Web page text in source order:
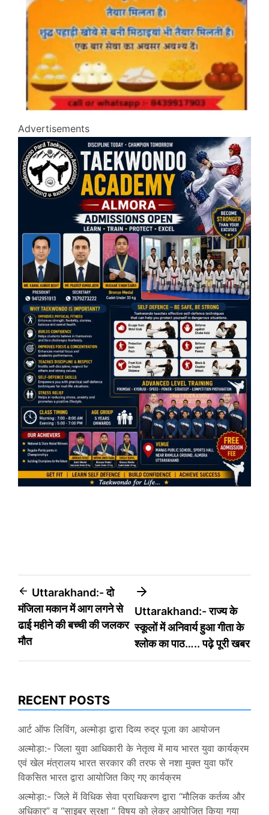
Advertisements
Post
navigation
Uttarakhand:- दो
मंजिला मकान में आग लगने से
ढाई महीने की बच्ची की जलकर
मौत
Uttarakhand:- राज्य के
स्कूलों में अनिवार्य हुआ गीता के
श्लोक का पाठ….. पढ़े पूरी खबर
RECENT POSTS
आर्ट ऑफ लिविंग, अल्मोड़ा द्वारा दिव्य रुद्र पूजा का आयोजन
अल्मोड़ा:- जिला युवा आधिकारी के नेतृत्व में माय भारत युवा कार्यक्रम
एवं खेल मंत्रालय भारत सरकार की तरफ से नशा मुक्त युवा फॉर
विकसित भारत द्वारा आयोजित किए गए कार्यक्रम
अल्मोड़ा:- जिले में विधिक सेवा प्राधिकरण द्वारा “मौलिक कर्तव्य और
अधिकार” व “साइबर सुरक्षा ” विषय को लेकर आयोजित किया गया